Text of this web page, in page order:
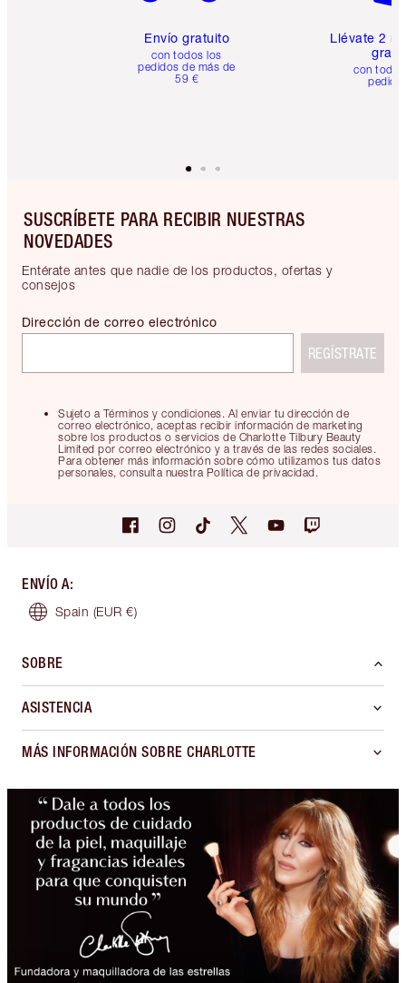
Envío gratuito
con todos los
pedidos de más de
59 €
Llévate 2
gratis
con
SUSCRÍBETE PARA RECIBIR NUESTRAS
NOVEDADES
Entérate antes que nadie de los productos, ofertas y
consejos
Sujeto a Términos y condiciones. Al enviar tu dirección de
correo electrónico, aceptas recibir información de marketing
sobre los productos o servicios de Charlotte Tilbury Beauty
Limited por correo electrónico y a través de las redes sociales.
Para obtener más información sobre cómo utilizamos tus datos
personales, consulta nuestra Política de privacidad.
Dirección de correo electrónico
REGÍSTRATE
ENVÍO A:
Spain (EUR €)
SOBRE
ASISTENCIA
MÁS INFORMACIÓN SOBRE CHARLOTTE